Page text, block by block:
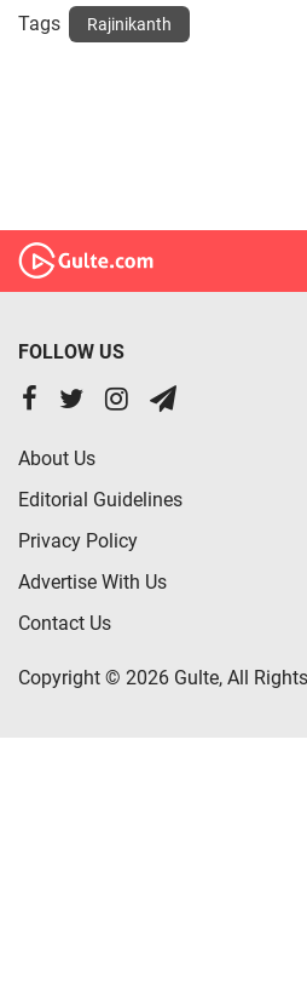
Tags Rajinikanth
FOLLOW US
About Us
Editorial Guidelines
Privacy Policy
Advertise With Us
Contact Us
Copyright © 2026 Gulte, All